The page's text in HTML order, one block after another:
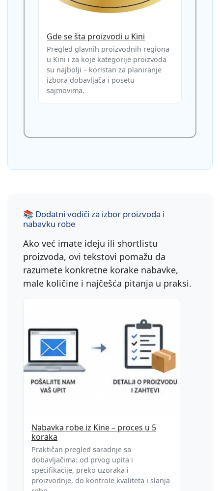
Gde se šta proizvodi u Kini
Pregled glavnih proizvodnih regiona
u Kini i za koje kategorije proizvoda
su najbolji – koristan za planiranje
izbora dobavljača i posetu
sajmovima.
📚 Dodatni vodiči za izbor proizvoda i
nabavku robe
Ako već imate ideju ili shortlistu
proizvoda, ovi tekstovi pomažu da
razumete konkretne korake nabavke,
male količine i najčešća pitanja u praksi.
Nabavka robe iz Kine – proces u 5
koraka
Praktičan pregled saradnje sa
dobavljačima: od prvog upita i
specifikacije, preko uzoraka i
proizvodnje, do kontrole kvaliteta i slanja